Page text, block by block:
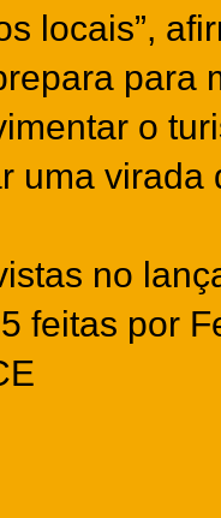
locais”,
para
o
uma virada
no
feitas por